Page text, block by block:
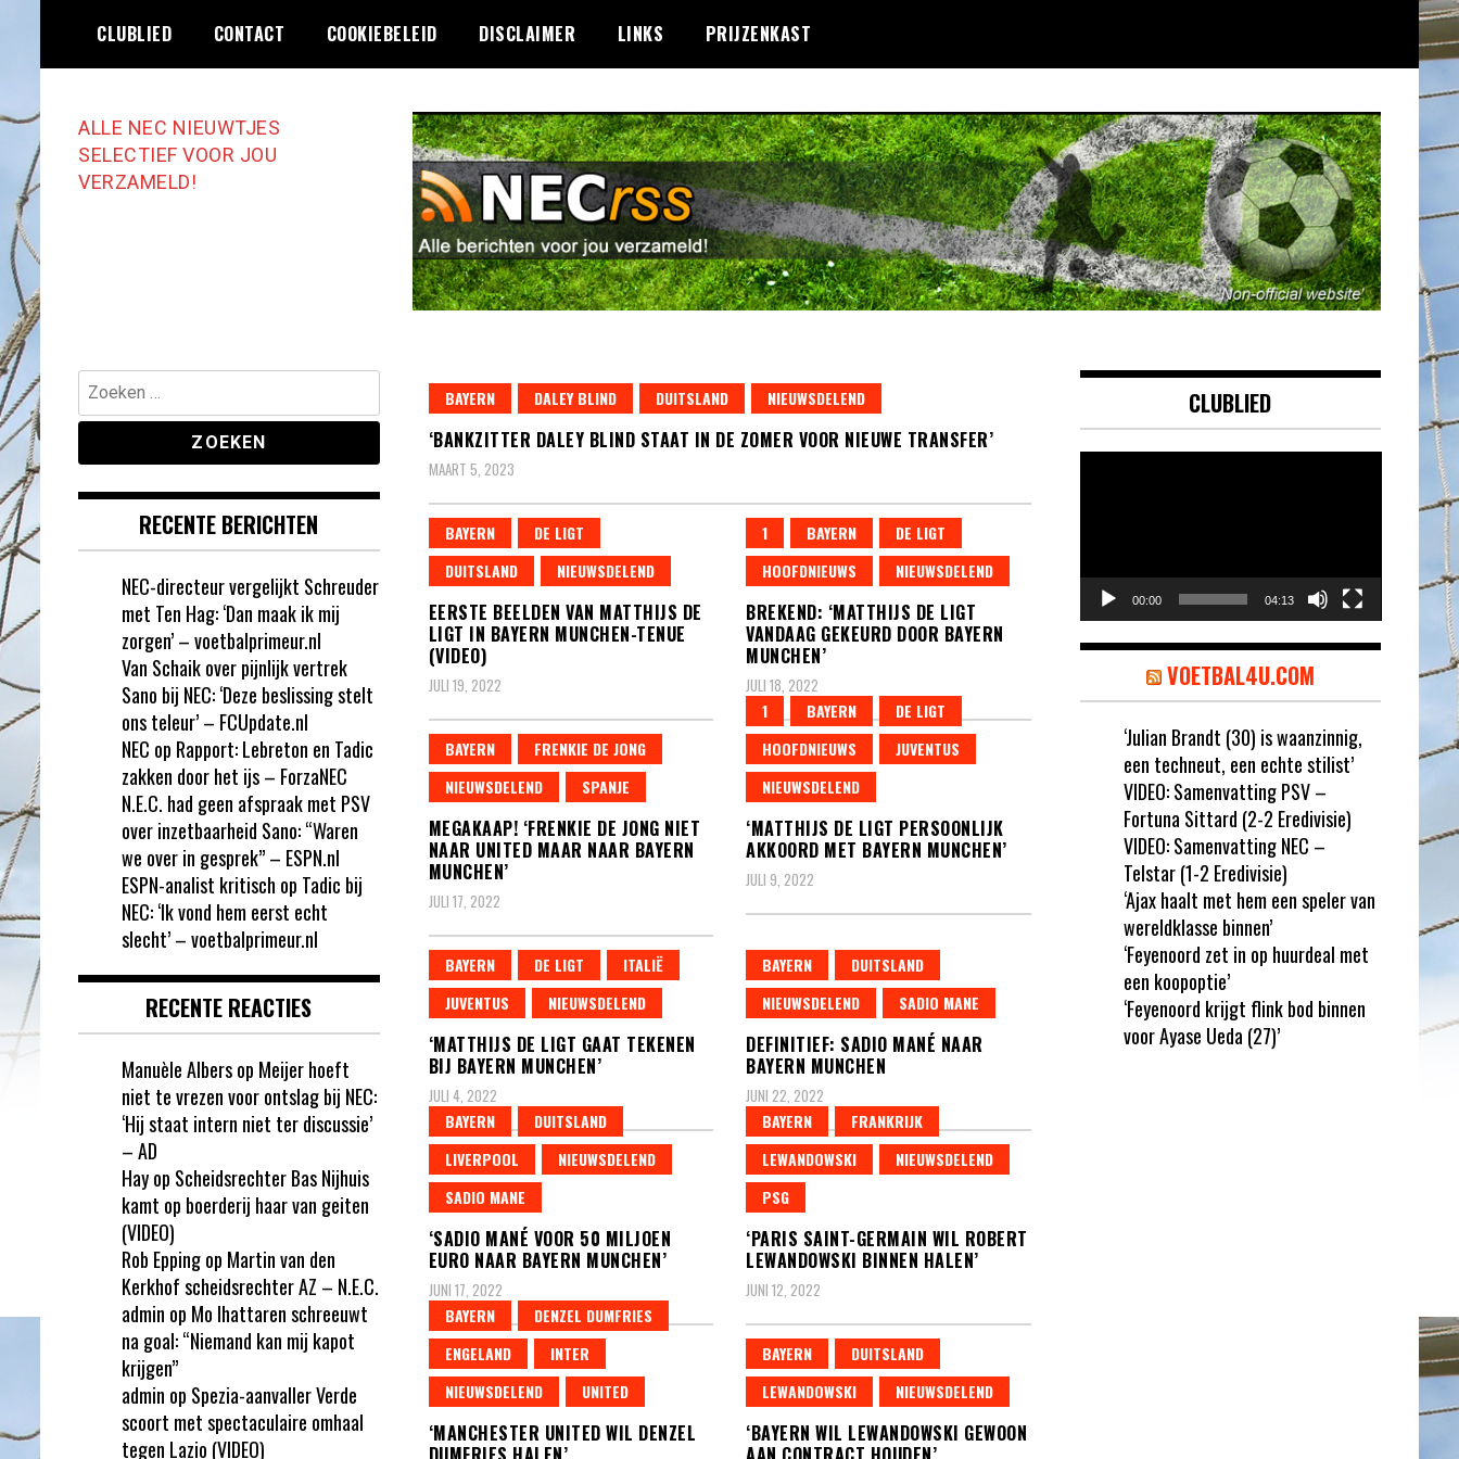
de
CLUBLIED CONTACT COOKIEBELEID DISCLAIMER LINKS PRIJZENKAST
ALLE NEC NIEUWTJES
SELECTIEF VOOR JOU
VERZAMELD!
BAYERN DALEY BLIND DUITSLAND NIEUWSDELEND
‘BANKZITTER DALEY BLIND STAAT IN DE ZOMER VOOR NIEUWE TRANSFER’
MAART 5, 2023
BAYERN
DE LIGT
DUITSLAND
NIEUWSDELEND
EERSTE BEELDEN VAN MATTHIJS DE
LIGT IN BAYERN MUNCHEN-TENUE
(VIDEO)
JULI 19, 2022
1 BAYERN
DE LIGT
HOOFDNIEUWS
NIEUWSDELEND
BREKEND: ‘MATTHIJS DE LIGT
VANDAAG GEKEURD DOOR BAYERN
MUNCHEN’
JULI 18, 2022
BAYERN
FRENKIE DE JONG
NIEUWSDELEND
SPANJE
MEGAKAAP! ‘FRENKIE DE JONG NIET
NAAR UNITED MAAR NAAR BAYERN
MUNCHEN’
JULI 17, 2022
1 BAYERN
DE LIGT
HOOFDNIEUWS
JUVENTUS
NIEUWSDELEND
‘MATTHIJS DE LIGT PERSOONLIJK
AKKOORD MET BAYERN MUNCHEN’
JULI 9, 2022
BAYERN DE LIGT
ITALIË
JUVENTUS
NIEUWSDELEND
‘MATTHIJS DE LIGT GAAT TEKENEN
BIJ BAYERN MUNCHEN’
JULI 4, 2022
BAYERN
DUITSLAND
NIEUWSDELEND
SADIO MANE
DEFINITIEF: SADIO MANÉ NAAR
BAYERN MUNCHEN
JUNI 22, 2022
BAYERN
DUITSLAND
LIVERPOOL
NIEUWSDELEND
SADIO MANE
‘SADIO MANÉ VOOR 50 MILJOEN
EURO NAAR BAYERN MUNCHEN’
JUNI 17, 2022
BAYERN
FRANKRIJK
LEWANDOWSKI
NIEUWSDELEND
PSG
‘PARIS SAINT-GERMAIN WIL ROBERT
LEWANDOWSKI BINNEN HALEN’
JUNI 12, 2022
BAYERN
DENZEL DUMFRIES
ENGELAND
INTER
NIEUWSDELEND
UNITED
‘MANCHESTER UNITED WIL DENZEL
BAYERN
DUITSLAND
LEWANDOWSKI
NIEUWSDELEND
‘BAYERN WIL LEWANDOWSKI GEWOON
Zoeken
naar:
RECENTE BERICHTEN
NEC-directeur vergelijkt Schreuder
met Ten Hag: ‘Dan maak ik mij
zorgen’ – voetbalprimeur.nl
Van Schaik over pijnlijk vertrek
Sano bij NEC: ‘Deze beslissing stelt
ons teleur’ – FCUpdate.nl
NEC op Rapport: Lebreton en Tadic
zakken door het ijs – ForzaNEC
N.E.C. had geen afspraak met PSV
over inzetbaarheid Sano: “Waren
we over in gesprek” – ESPN.nl
ESPN-analist kritisch op Tadic bij
NEC: ‘Ik vond hem eerst echt
slecht’ – voetbalprimeur.nl
RECENTE REACTIES
Manuèle Albersop Meijer hoeft
niet te vrezen voor ontslag bij NEC:
‘Hij staat intern niet ter discussie’
– AD
Hayop Scheidsrechter Bas Nijhuis
kamt op boerderij haar van geiten
(VIDEO)
Rob Eppingop Martin van den
Kerkhof scheidsrechter AZ – N.E.C.
admin op Mo Ihattaren schreeuwt
na goal: “Niemand kan mij kapot
krijgen”
admin op Spezia-aanvaller Verde
scoort met spectaculaire omhaal
tegen Lazio (VIDEO)
CLUBLIED
00:00 04:13
VOETBAL4U.COM
‘Julian Brandt (30) is waanzinnig,
een techneut, een echte stilist’
VIDEO: Samenvatting PSV –
Fortuna Sittard (2-2 Eredivisie)
VIDEO: Samenvatting NEC –
Telstar (1-2 Eredivisie)
‘Ajax haalt met hem een speler van
wereldklasse binnen’
‘Feyenoord zet in op huurdeal met
een koopoptie’
‘Feyenoord krijgt flink bod binnen
voor Ayase Ueda (27)’